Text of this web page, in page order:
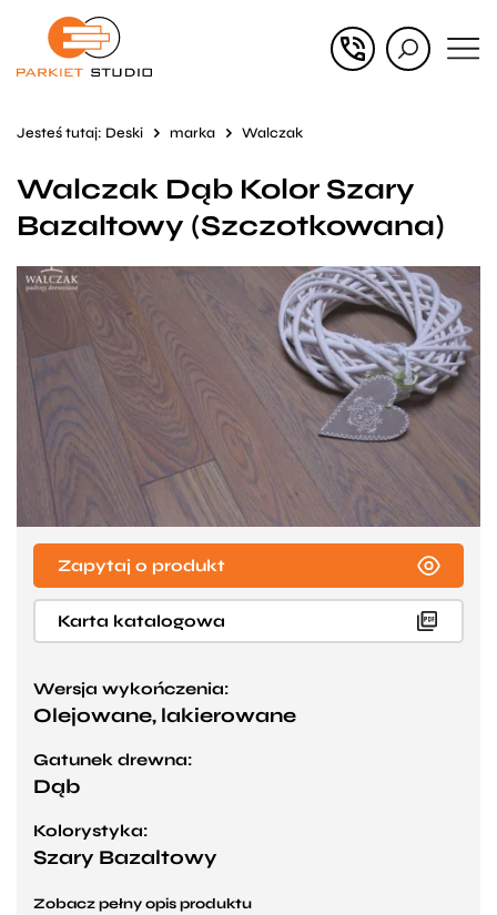
Przejdź
Przejdź
stopce
Jesteś tutaj: Deski marka Walczak
Walczak Dąb Kolor Szary
Bazaltowy (Szczotkowana)
Zapytaj o produkt
Karta katalogowa
Wersja wykończenia:
Olejowane, lakierowane
Gatunek drewna:
Dąb
Kolorystyka:
Szary Bazaltowy
Zobacz pełny opis produktu